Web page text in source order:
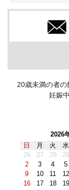
20歳未満の者の
妊娠
2026
日
月 火 水
26
27 28 29
2
3 4 5
9
10 11 12
16
17 18 19